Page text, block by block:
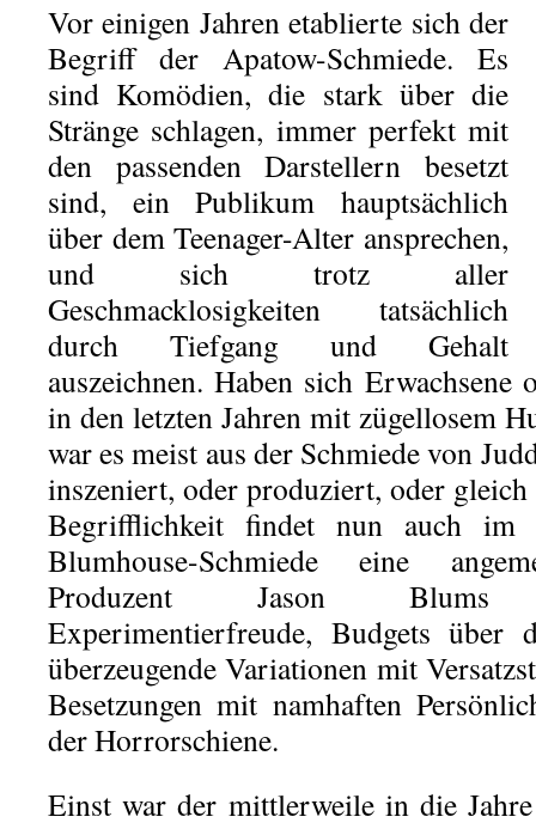
Vor einigen Jahren etablierte sich der
Begriff der Apatow-Schmiede. Es
sind Komödien, die stark über die
Stränge schlagen, immer perfekt mit
den passenden Darstellern besetzt
sind, ein Publikum hauptsächlich
über dem Teenager-Alter ansprechen,
und sich trotz aller
Geschmacklosigkeiten tatsächlich
durch Tiefgang und Gehalt
auszeichnen. Haben sich Erwachsene
in den letzten Jahren mit zügellosem
war es meist aus der Schmiede von
inszeniert, oder produziert, oder gleich
Begrifflichkeit findet nun auch im
Blumhouse-Schmiede eine
Produzent Jason Blums
Experimentierfreude, Budgets über
überzeugende Variationen mit
Besetzungen mit namhaften
der Horrorschiene.
Einst war der mittlerweile in die